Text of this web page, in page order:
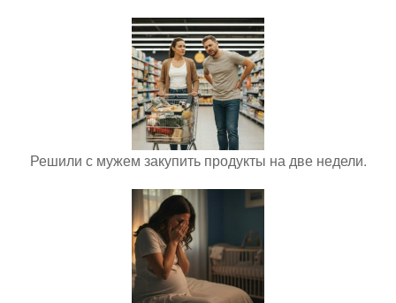
Решили с мужем закупить продукты на две недели.